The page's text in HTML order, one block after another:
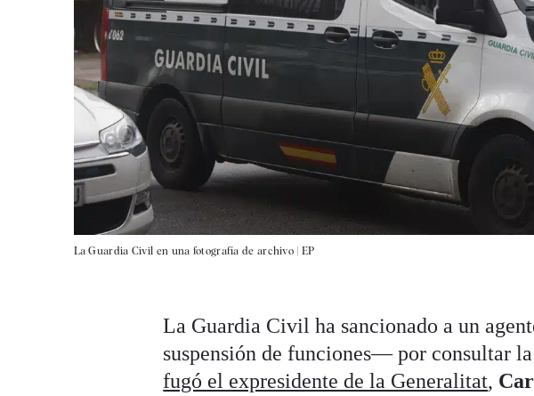
La Guardia Civil en una fotografía de archivo | EP
La Guardia Civil ha sancionado a un
suspensión de funciones— por consultar
fugó el expresidente de la Generalitat,